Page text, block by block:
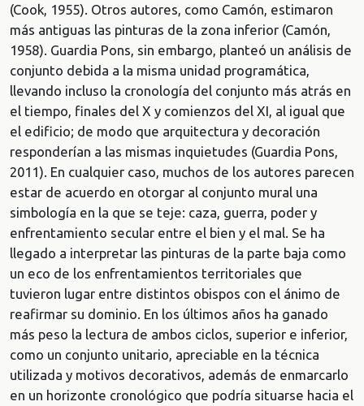
(Cook, 1955). Otros autores, como Camón, estimaron
más antiguas las pinturas de la zona inferior (Camón,
1958). Guardia Pons, sin embargo, planteó un análisis de
conjunto debida a la misma unidad programática,
llevando incluso la cronología del conjunto más atrás en
el tiempo, finales del X y comienzos del XI, al igual que
el edificio; de modo que arquitectura y decoración
responderían a las mismas inquietudes (Guardia Pons,
2011). En cualquier caso, muchos de los autores parecen
estar de acuerdo en otorgar al conjunto mural una
simbología en la que se teje: caza, guerra, poder y
enfrentamiento secular entre el bien y el mal. Se ha
llegado a interpretar las pinturas de la parte baja como
un eco de los enfrentamientos territoriales que
tuvieron lugar entre distintos obispos con el ánimo de
reafirmar su dominio. En los últimos años ha ganado
más peso la lectura de ambos ciclos, superior e inferior,
como un conjunto unitario, apreciable en la técnica
utilizada y motivos decorativos, además de enmarcarlo
en un horizonte cronológico que podría situarse hacia el